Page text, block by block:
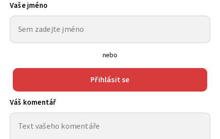
Vaše jméno
nebo
Přihlásit se
Váš komentář